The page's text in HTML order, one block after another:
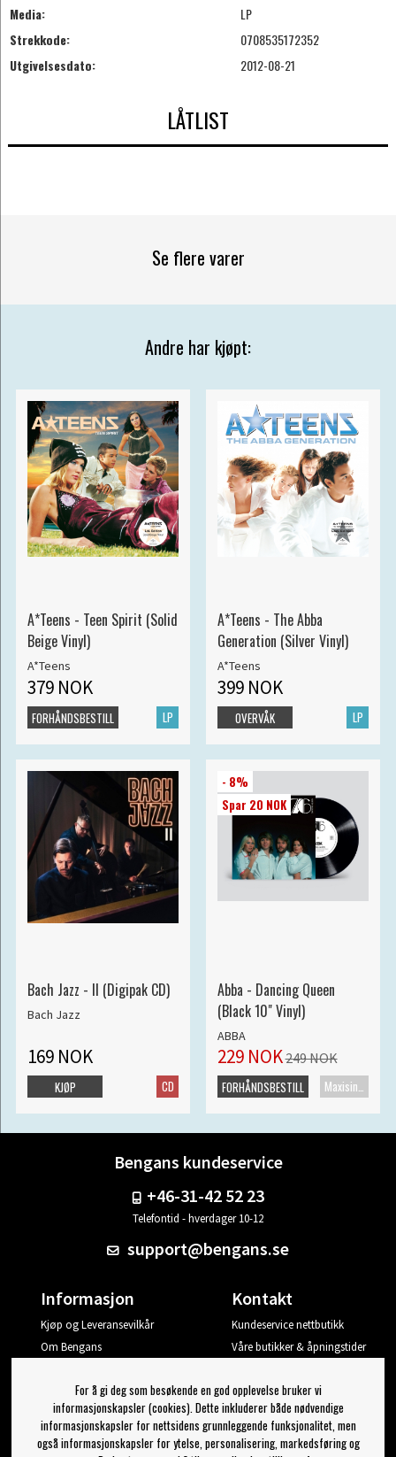
Media:
LP
Strekkode:
0708535172352
Utgivelsesdato:
2012-08-21
LÅTLIST
Se flere varer
Andre har kjøpt:
A*Teens - Teen Spirit (Solid
Beige Vinyl)
A*Teens
379 NOK
LP
FORHÅNDSBESTILL
A*Teens - The Abba
Generation (Silver Vinyl)
A*Teens
399 NOK
LP
OVERVÅK
Bach Jazz - II (Digipak CD)
Bach Jazz
169 NOK
CD
KJØP
- 8%
Spar 20 NOK
Abba - Dancing Queen
(Black 10" Vinyl)
ABBA
229 NOK249 NOK
Maxisingel
FORHÅNDSBESTILL
Bengans kundeservice
+46-31-42 52 23
Telefontid - hverdager 10-12
support@bengans.se
Informasjon
Kjøp og Leveransevilkår
Om Bengans
Kontakt
Kundeservice nettbutikk
Våre butikker & åpningstider
Logg ut
Jeg vil ha tips fra Bengans
For å gi deg som besøkende en god opplevelse bruker vi
informasjonskapsler (cookies). Dette inkluderer både nødvendige
informasjonskapsler for nettsidens grunnleggende funksjonalitet, men
også informasjonskapsler for ytelse, personalisering, markedsføring og